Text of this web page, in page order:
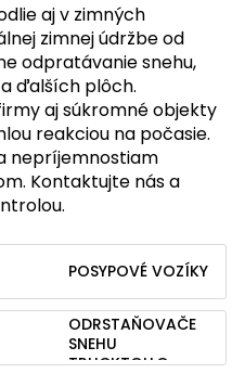
aj v zimných
zimnej údržbe od
odpratávanie snehu,
ďalších plôch.
aj súkromné ​​objekty
reakciou na počasie.
nepríjemnostiam
Kontaktujte nás a
POSYPOVÉ VOZÍKY
ODRSTAŇOVAČE
SNEHU
TRUCKTOLLO